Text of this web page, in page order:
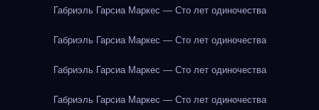
Габриэль Гарсиа Маркес — Сто лет одиночества
Габриэль Гарсиа Маркес — Сто лет одиночества
Габриэль Гарсиа Маркес — Сто лет одиночества
Габриэль Гарсиа Маркес — Сто лет одиночества